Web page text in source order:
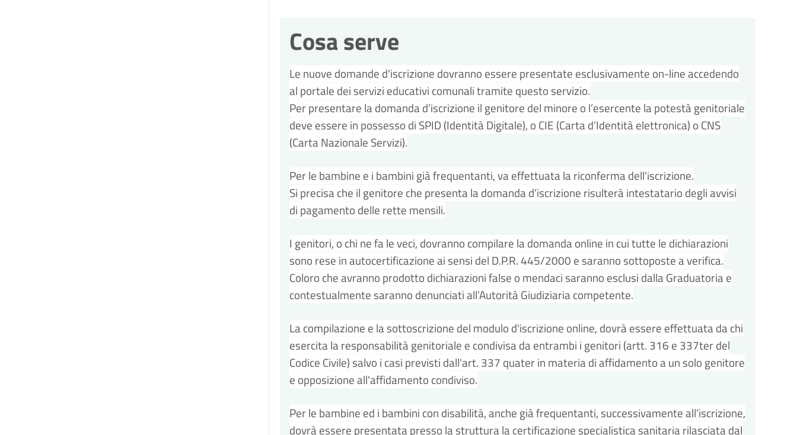
Cosa serve
Le nuove domande d'iscrizione dovranno essere presentate esclusivamente on-line accedendo
al portale dei servizi educativi comunali tramite questo servizio.
Per presentare la domanda d’iscrizione il genitore del minore o l’esercente la potestà genitoriale
deve essere in possesso di SPID (Identità Digitale), o CIE (Carta d’Identità elettronica) o CNS
(Carta Nazionale Servizi).
Per le bambine e i bambini già frequentanti, va effettuata la riconferma dell'iscrizione.
Si precisa che il genitore che presenta la domanda d’iscrizione risulterà intestatario degli avvisi
di pagamento delle rette mensili.
I genitori, o chi ne fa le veci, dovranno compilare la domanda online in cui tutte le dichiarazioni
sono rese in autocertificazione ai sensi del D.P.R. 445/2000 e saranno sottoposte a verifica.
Coloro che avranno prodotto dichiarazioni false o mendaci saranno esclusi dalla Graduatoria e
contestualmente saranno denunciati all’Autorità Giudiziaria competente.
La compilazione e la sottoscrizione del modulo d'iscrizione online, dovrà essere effettuata da chi
esercita la responsabilità genitoriale e condivisa da entrambi i genitori (artt. 316 e 337ter del
Codice Civile) salvo i casi previsti dall'art. 337 quater in materia di affidamento a un solo genitore
e opposizione all'affidamento condiviso.
Per le bambine ed i bambini con disabilità, anche già frequentanti, successivamente all’iscrizione,
dovrà essere presentata presso la struttura la certificazione specialistica sanitaria rilasciata dal